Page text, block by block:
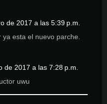
de 2017 a las 5:39 p.m.
esta el nuevo parche.
de 2017 a las 7:28 p.m.
uwu